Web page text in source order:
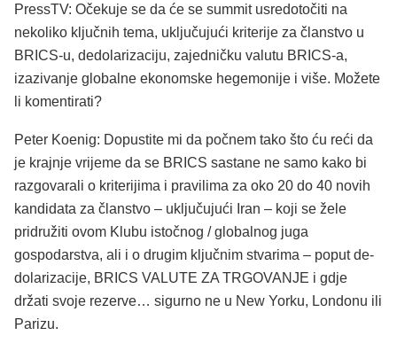
PressTV: Očekuje se da će se summit usredotočiti na
nekoliko ključnih tema, uključujući kriterije za članstvo u
BRICS-u, dedolarizaciju, zajedničku valutu BRICS-a,
izazivanje globalne ekonomske hegemonije i više. Možete
li komentirati?
Peter Koenig: Dopustite mi da počnem tako što ću reći da
je krajnje vrijeme da se BRICS sastane ne samo kako bi
razgovarali o kriterijima i pravilima za oko 20 do 40 novih
kandidata za članstvo – uključujući Iran – koji se žele
pridružiti ovom Klubu istočnog / globalnog juga
gospodarstva, ali i o drugim ključnim stvarima – poput de-
dolarizacije, BRICS VALUTE ZA TRGOVANJE i gdje
držati svoje rezerve… sigurno ne u New Yorku, Londonu ili
Parizu.